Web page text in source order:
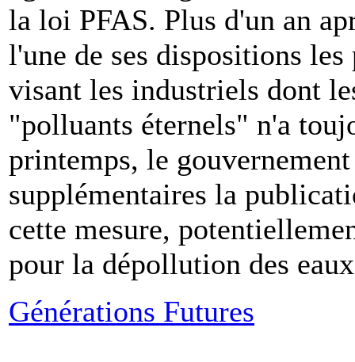
la loi PFAS. Plus d'un an
l'une de ses dispositions les
visant les industriels dont
"polluants éternels" n'a
printemps, le
supplémentaires la
cette mesure,
pour la dépollution des
Générations Futures